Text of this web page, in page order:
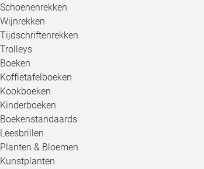
Schoenenrekken
Wijnrekken
Tijdschriftenrekken
Trolleys
Boeken
Koffietafelboeken
Kookboeken
Kinderboeken
Boekenstandaards
Leesbrillen
Planten & Bloemen
Kunstplanten